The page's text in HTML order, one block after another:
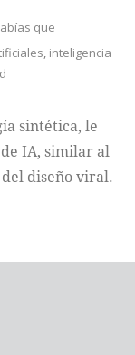
que
, inteligencia
sintética, le
IA, similar al
del diseño viral.